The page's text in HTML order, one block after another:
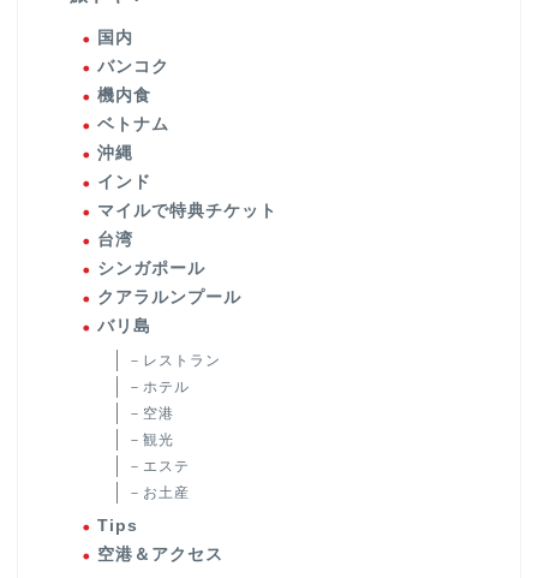
国内
バンコク
機内食
ベトナム
沖縄
インド
マイルで特典チケット
台湾
シンガポール
クアラルンプール
バリ島
－レストラン
－ホテル
－空港
－観光
－エステ
－お土産
Tips
空港＆アクセス